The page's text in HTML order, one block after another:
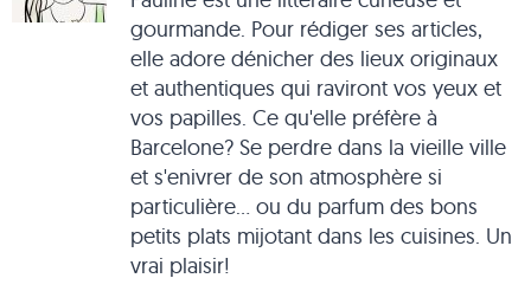
gourmande. Pour rédiger ses articles,
elle adore dénicher des lieux originaux
et authentiques qui raviront vos yeux et
vos papilles. Ce qu'elle préfère à
Barcelone? Se perdre dans la vieille ville
et s'enivrer de son atmosphère si
particulière... ou du parfum des bons
petits plats mijotant dans les cuisines. Un
vrai plaisir!